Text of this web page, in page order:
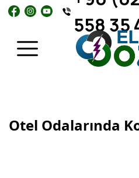
Otel Odalarında
558 35